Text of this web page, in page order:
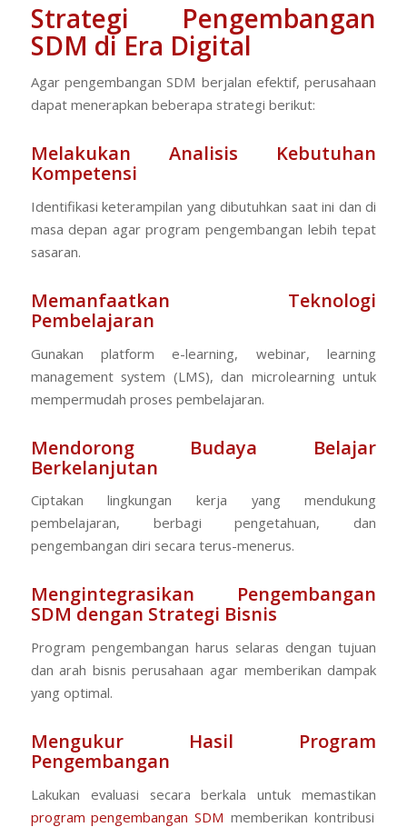
Strategi Pengembangan
SDM di Era Digital
Agar pengembangan SDM berjalan efektif, perusahaan
dapat menerapkan beberapa strategi berikut:
Melakukan Analisis Kebutuhan
Kompetensi
Identifikasi keterampilan yang dibutuhkan saat ini dan di
masa depan agar program pengembangan lebih tepat
sasaran.
Memanfaatkan Teknologi
Pembelajaran
Gunakan platform e-learning, webinar, learning
management system (LMS), dan microlearning untuk
mempermudah proses pembelajaran.
Mendorong Budaya Belajar
Berkelanjutan
Ciptakan lingkungan kerja yang mendukung
pembelajaran, berbagi pengetahuan, dan
pengembangan diri secara terus-menerus.
Mengintegrasikan Pengembangan
SDM dengan Strategi Bisnis
Program pengembangan harus selaras dengan tujuan
dan arah bisnis perusahaan agar memberikan dampak
yang optimal.
Mengukur Hasil Program
Pengembangan
Lakukan evaluasi secara berkala untuk memastikan
program pengembangan SDM memberikan kontribusi